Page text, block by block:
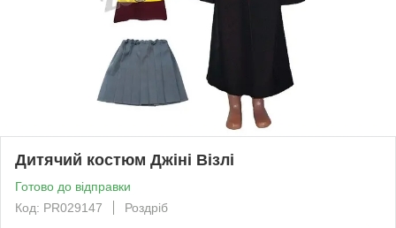
Дитячий костюм Джіні Візлі
Готово до відправки
Код: PR029147
Роздріб